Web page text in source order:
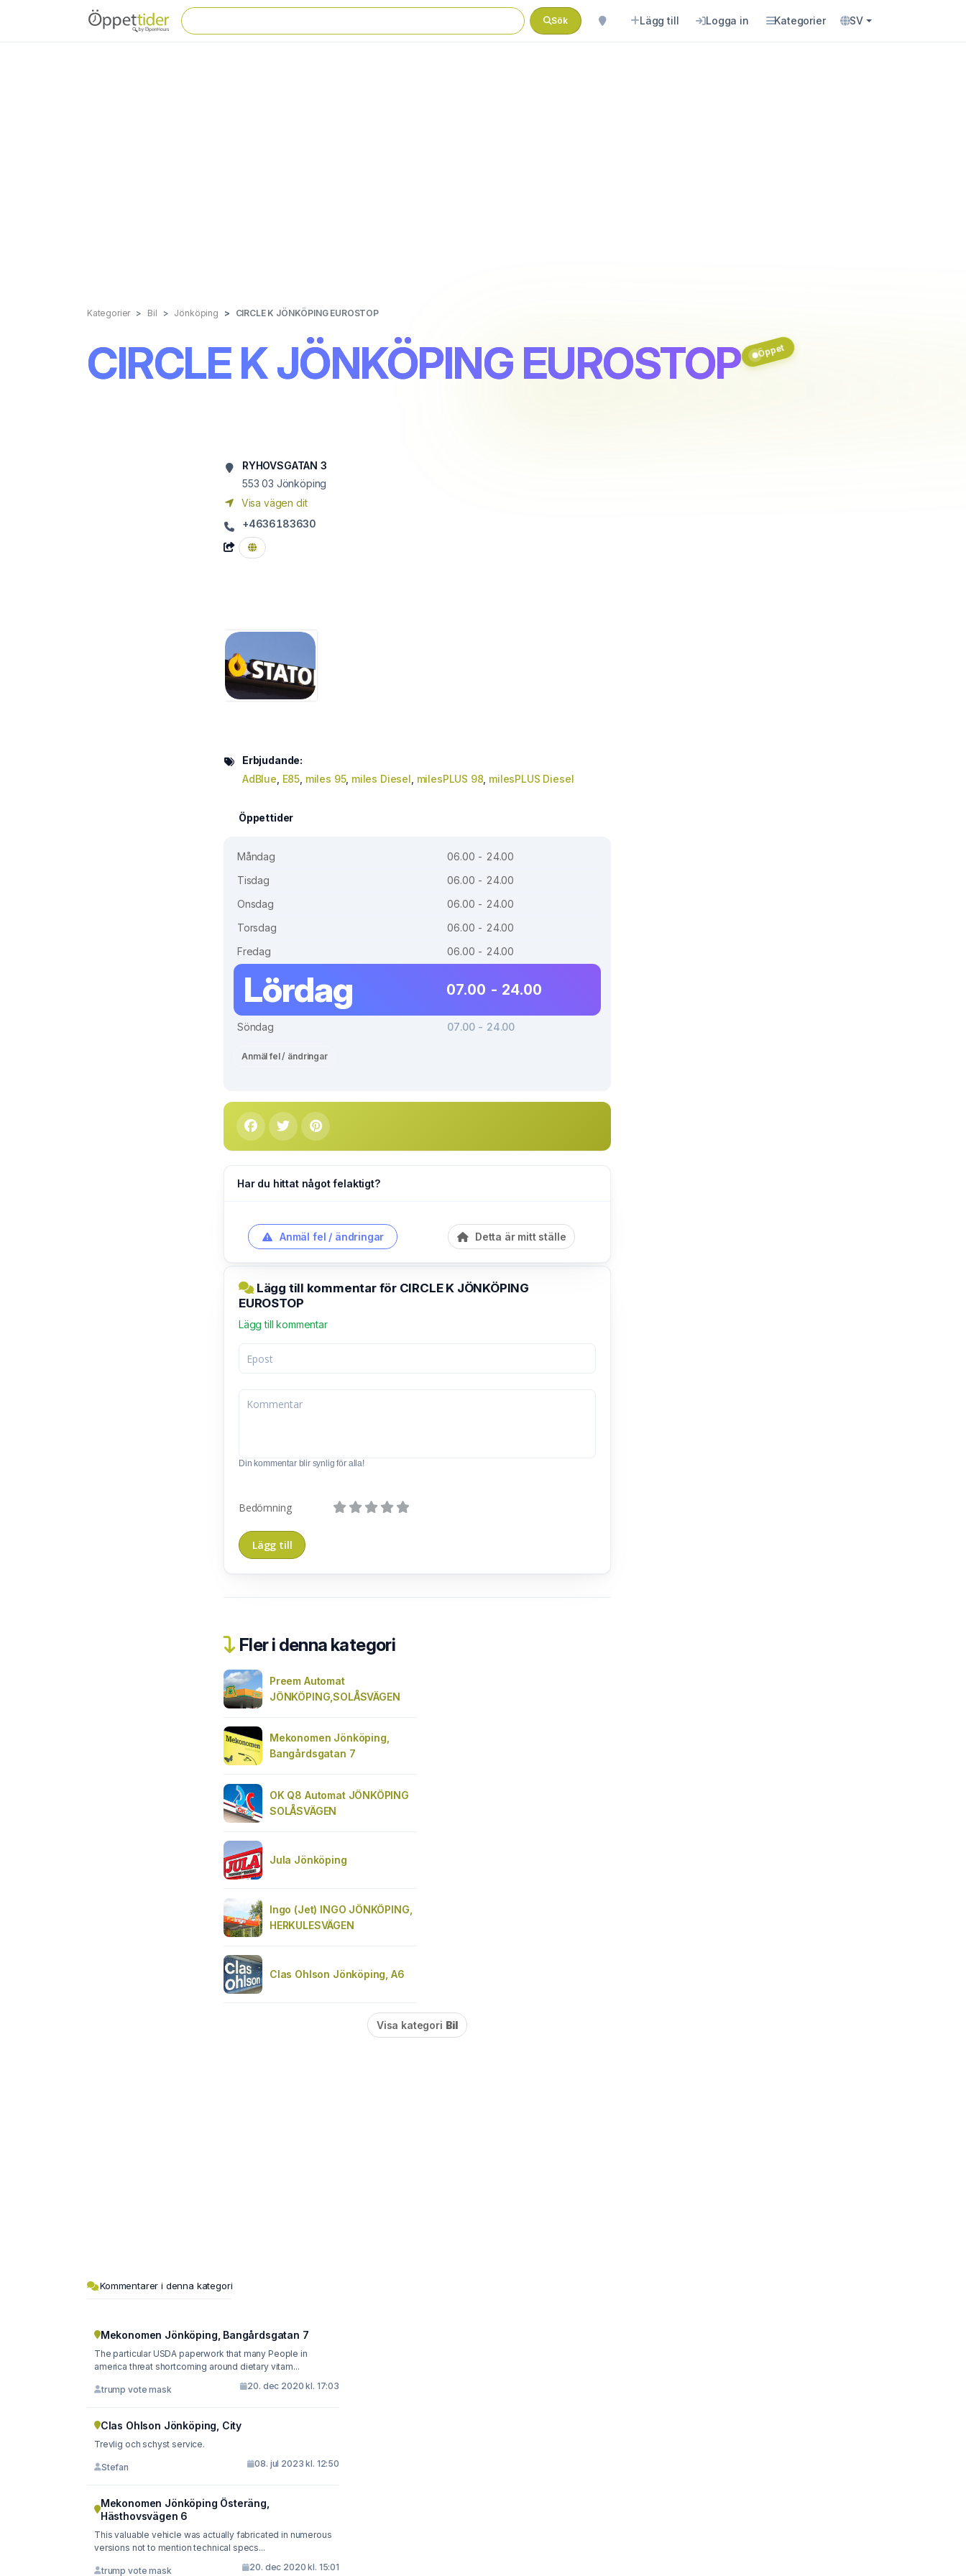
Sök Lägg till Logga in Kategorier SV
Kategorier Bil Jönköping CIRCLE K JÖNKÖPING EUROSTOP
CIRCLE K JÖNKÖPING EUROSTOP Öppet
RYHOVSGATAN 3
553 03 Jönköping
Visa vägen dit
+4636183630
Erbjudande:
AdBlue E85 miles 95, miles Diesel milesPLUS 98 milesPLUS Diesel
Öppettider
Måndag
06.00 - 24.00
Tisdag
06.00 - 24.00
Onsdag
06.00 - 24.00
Torsdag
06.00 - 24.00
Fredag
06.00 - 24.00
Lördag 07.00 - 24.00
Söndag 07.00 - 24.00
Anmäl fel / ändringar
Har du hittat något felaktigt?
Anmäl fel / ändringar Detta är mitt ställe
Lägg till kommentar för CIRCLE K JÖNKÖPING
EUROSTOP
Lägg till kommentar
Din kommentar blir synlig för alla!
Bedömning
Fler i denna kategori
Preem Automat
JÖNKÖPING,SOLÅSVÄGEN
Mekonomen Jönköping,
Bangårdsgatan 7
OK Q8 Automat JÖNKÖPING
SOLÅSVÄGEN
Jula Jönköping
Ingo (Jet) INGO JÖNKÖPING,
HERKULESVÄGEN
Clas Ohlson Jönköping, A6
Visa kategori Bil
Kommentarer i denna kategori
Mekonomen Jönköping, Bangårdsgatan 7
The particular USDA paperwork that many People in
america threat shortcoming around dietary vitam...
trump vote mask 20. dec 2020 kl. 17:03
Clas Ohlson Jönköping, City
Trevlig och schyst service.
Stefan 08. jul 2023 kl. 12:50
Mekonomen Jönköping Österäng,
Hästhovsvägen 6
This valuable vehicle was actually fabricated in numerous
versions not to mention technical specs...
trump vote mask 20. dec 2020 kl. 15:01